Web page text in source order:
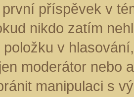
příspěvek v
nikdo zatím
položku v
moderátor nebo
manipulaci s